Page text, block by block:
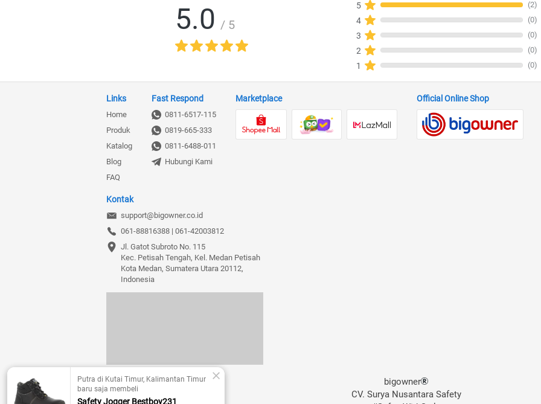
5.0 / 5
5 (2)
4 (0)
3 (0)
2 (0)
1 (0)
Putra di Kutai Timur, Kalimantan Timur
baru saja membeli
Safety Jogger Bestboy231
Links
Home
Produk
Katalog
Blog
FAQ
Fast Respond
0811-6517-115
0819-665-333
0811-6488-011
Hubungi Kami
Marketplace Official Online Shop
Kontak
support@bigowner.co.id
061-88816388 | 061-42003812
Jl. Gatot Subroto No. 115
Kec. Petisah Tengah, Kel. Medan Petisah
Kota Medan, Sumatera Utara 20112,
Indonesia
bigowner
CV. Surya Nusantara Safety